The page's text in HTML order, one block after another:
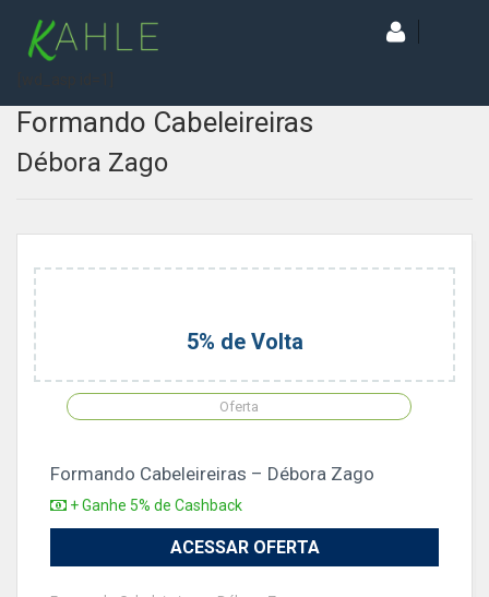
Formando Cabeleireiras
Débora Zago
5% de Volta
Oferta
Formando Cabeleireiras – Débora Zago
+ Ganhe 5% de Cashback
ACESSAR OFERTA